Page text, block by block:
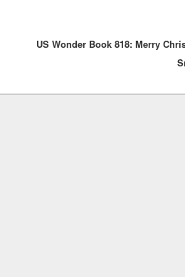
US Wonder Book 818: Merry